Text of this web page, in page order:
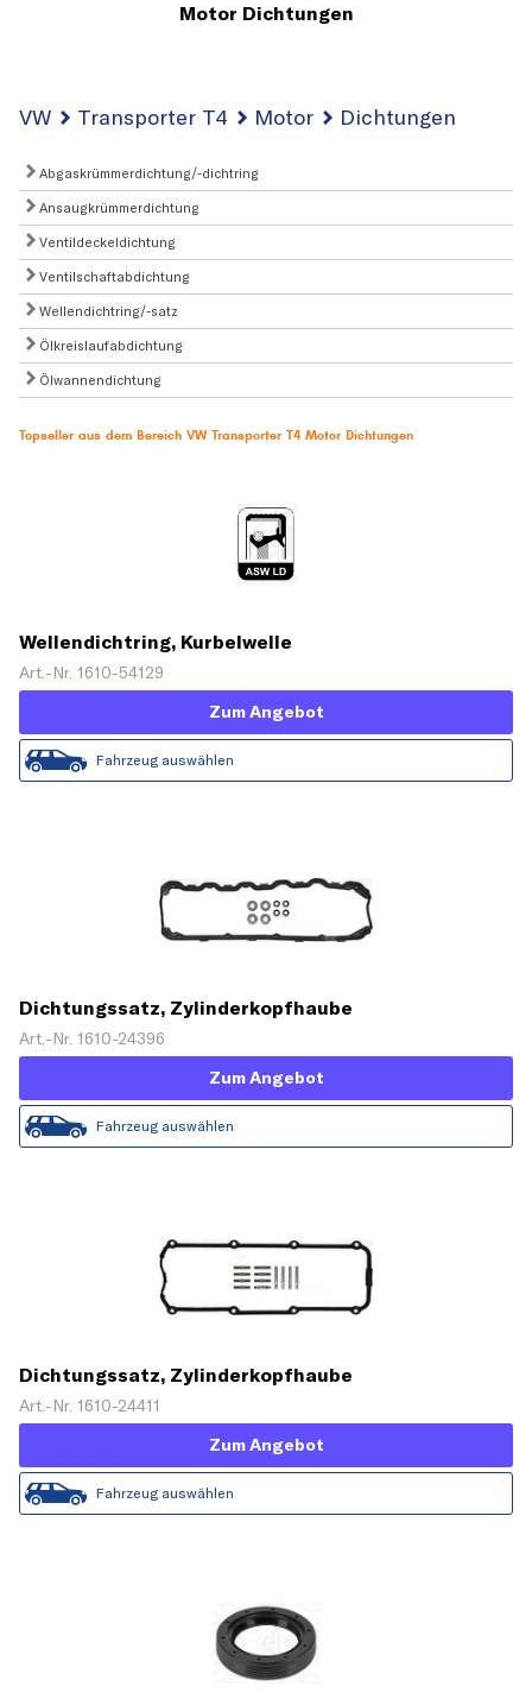
Motor Dichtungen
VW Transporter T4 Motor Dichtungen
Abgaskrümmerdichtung/-dichtring
Ansaugkrümmerdichtung
Ventildeckeldichtung
Ventilschaftabdichtung
Wellendichtring/-satz
Ölkreislaufabdichtung
Ölwannendichtung
Topseller aus dem Bereich VW Transporter T4 Motor Dichtungen
Wellendichtring, Kurbelwelle
Art.-Nr. 1610-54129
Zum Angebot
Fahrzeug auswählen
Dichtungssatz, Zylinderkopfhaube
Art.-Nr. 1610-24396
Zum Angebot
Fahrzeug auswählen
Dichtungssatz, Zylinderkopfhaube
Art.-Nr. 1610-24411
Zum Angebot
Fahrzeug auswählen